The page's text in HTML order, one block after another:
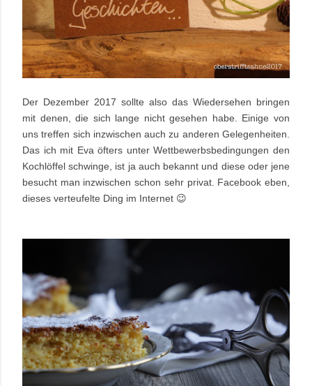
Der Dezember 2017 sollte also das Wiedersehen bringen
mit denen, die sich lange nicht gesehen habe. Einige von
uns treffen sich inzwischen auch zu anderen Gelegenheiten.
Das ich mit Eva öfters unter Wettbewerbsbedingungen den
Kochlöffel schwinge, ist ja auch bekannt und diese oder jene
besucht man inzwischen schon sehr privat. Facebook eben,
dieses verteufelte Ding im Internet 😉